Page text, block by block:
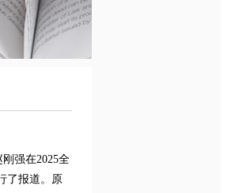
强在2025全
了报道。原